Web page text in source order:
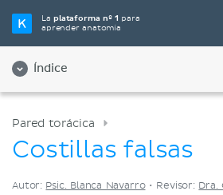
Laplataforma nº 1 para
aprender anatomía
Índice
Elige tu herramienta de
Videos
Pared torácica
Costillas falsas
Autor: Psic. Blanca Navarro• Revisor: Dra.